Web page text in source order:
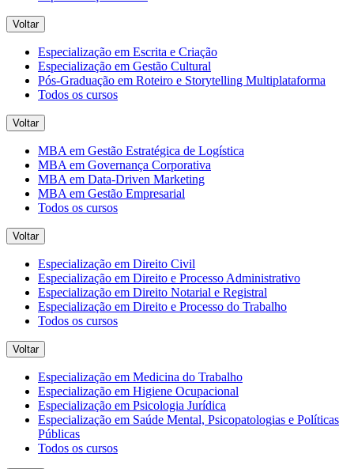
Voltar
Especialização em Escrita e Criação
Especialização em Gestão Cultural
Pós-Graduação em Roteiro e Storytelling Multiplataforma
Todos os cursos
Voltar
MBA em Gestão Estratégica de Logística
MBA em Governança Corporativa
MBA em Data-Driven Marketing
MBA em Gestão Empresarial
Todos os cursos
Voltar
Especialização em Direito Civil
Especialização em Direito e Processo Administrativo
Especialização em Direito Notarial e Registral
Especialização em Direito e Processo do Trabalho
Todos os cursos
Voltar
Especialização em Medicina do Trabalho
Especialização em Higiene Ocupacional
Especialização em Psicologia Jurídica
Especialização em Saúde Mental, Psicopatologias e Políticas
Públicas
Todos os cursos